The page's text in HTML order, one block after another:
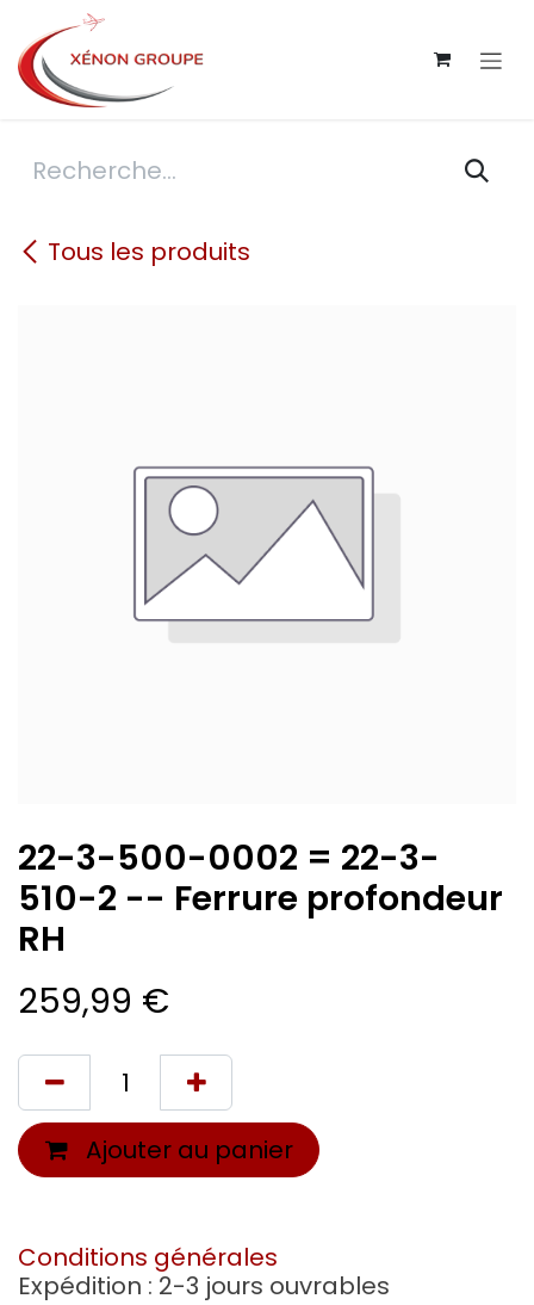
Se rendre au contenu
Tous les produits
22-3-500-0002 = 22-3-
510-2 -- Ferrure profondeur
RH
259,99 €
Ajouter au panier
Conditions générales
Expédition : 2-3 jours ouvrables